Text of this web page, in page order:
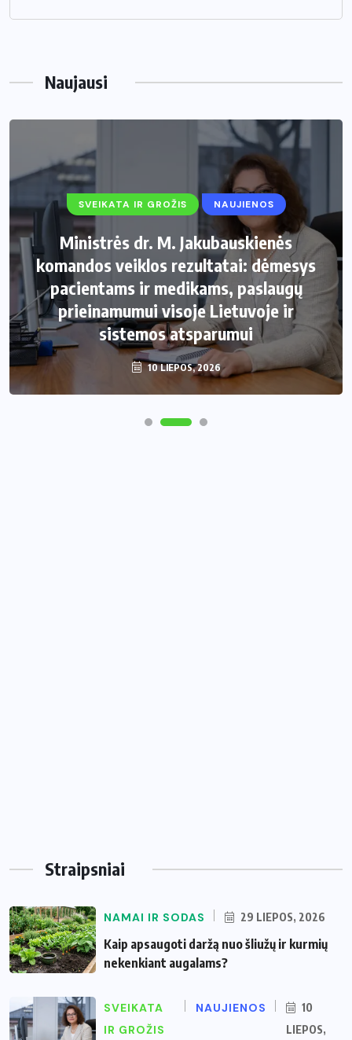
Naujausi
SVEIKATA IR GROŽIS NAUJIENOS
Ministrės dr. M. Jakubauskienės
komandos veiklos rezultatai: dėmesys
pacientams ir medikams, paslaugų
prieinamumui visoje Lietuvoje ir
sistemos atsparumui
10 LIEPOS, 2026
Straipsniai
NAMAI IR SODAS 29 LIEPOS, 2026
Kaip apsaugoti daržą nuo šliužų ir kurmių
nekenkiant augalams?
SVEIKATA
IR GROŽIS
NAUJIENOS
10
LIEPOS,